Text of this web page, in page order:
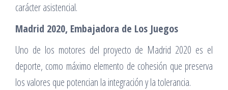
carácter asistencial.
Madrid 2020, Embajadora de Los Juegos
Uno de los motores del proyecto de Madrid 2020 es el
deporte, como máximo elemento de cohesión que preserva
los valores que potencian la integración y la tolerancia.